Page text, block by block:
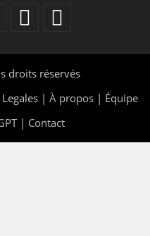
droits réservés
| À propos | Équipe
| Contact